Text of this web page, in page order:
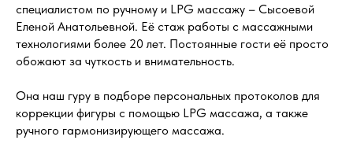
специалистом по ручному и LPG массажу – Сысоевой
Еленой Анатольевной. Её стаж работы с массажными
технологиями более 20 лет. Постоянные гости её просто
обожают за чуткость и внимательность.
Она наш гуру в подборе персональных протоколов для
коррекции фигуры с помощью LPG массажа, а также
ручного гармонизирующего массажа.